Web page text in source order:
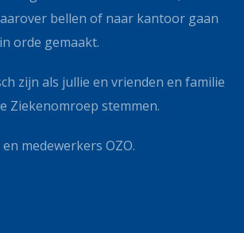
bellen of naar kantoor gaan
orde gemaakt.
zijn als jullie en vrienden en familie
Ziekenomroep stemmen.
medewerkers OZO.